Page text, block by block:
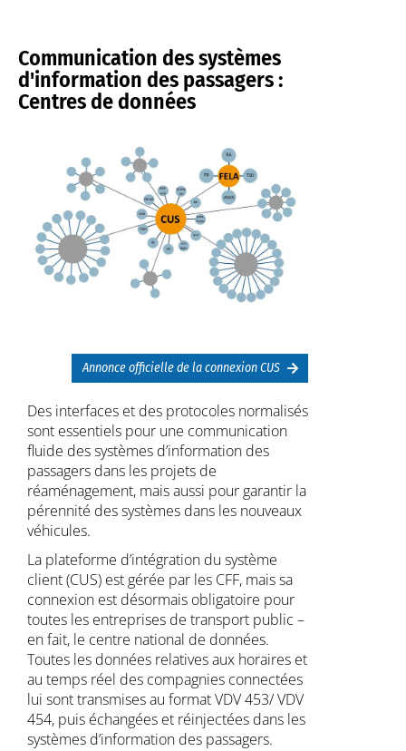
Communication des systèmes
d'information des passagers :
Centres de données
Annonce officielle de la connexion CUS
Des interfaces et des protocoles normalisés
sont essentiels pour une communication
fluide des systèmes d’information des
passagers dans les projets de
réaménagement, mais aussi pour garantir la
pérennité des systèmes dans les nouveaux
véhicules.
La plateforme d’intégration du système
client (CUS) est gérée par les CFF, mais sa
connexion est désormais obligatoire pour
toutes les entreprises de transport public –
en fait, le centre national de données.
Toutes les données relatives aux horaires et
au temps réel des compagnies connectées
lui sont transmises au format VDV 453/ VDV
454, puis échangées et réinjectées dans les
systèmes d’information des passagers.